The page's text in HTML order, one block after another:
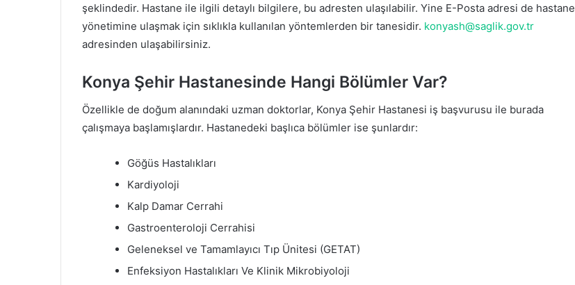
şeklindedir. Hastane ile ilgili detaylı bilgilere, bu adresten ulaşılabilir. Yine E-Posta adresi de hastane
yönetimine ulaşmak için sıklıkla kullanılan yöntemlerden bir tanesidir. konyash@saglik.gov.tr
adresinden ulaşabilirsiniz.
Konya Şehir Hastanesinde Hangi Bölümler Var?
Özellikle de doğum alanındaki uzman doktorlar, Konya Şehir Hastanesi iş başvurusu ile burada
çalışmaya başlamışlardır. Hastanedeki başlıca bölümler ise şunlardır:
Göğüs Hastalıkları
Kardiyoloji
Kalp Damar Cerrahi
Gastroenteroloji Cerrahisi
Geleneksel ve Tamamlayıcı Tıp Ünitesi (GETAT)
Enfeksiyon Hastalıkları Ve Klinik Mikrobiyoloji